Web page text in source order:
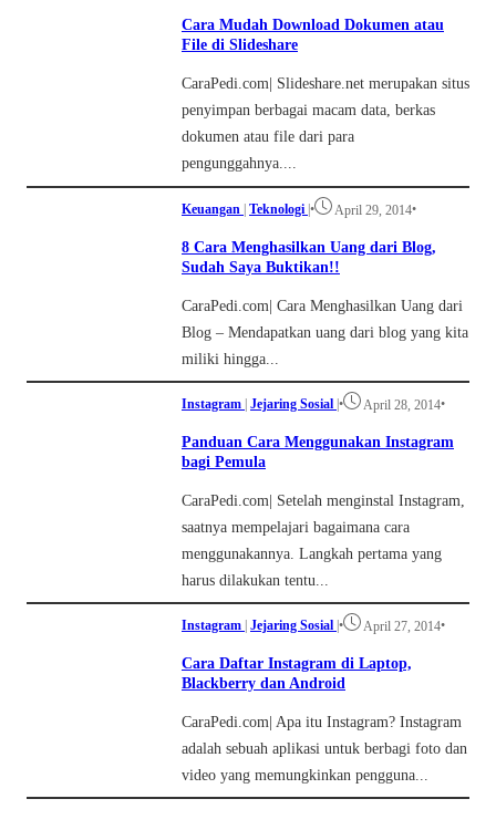
Cara Mudah Download Dokumen atau
File di Slideshare
CaraPedi.com| Slideshare.net merupakan situs
penyimpan berbagai macam data, berkas
dokumen atau file dari para
pengunggahnya....
Keuangan | Teknologi |• April 29, 2014•
8 Cara Menghasilkan Uang dari Blog,
Sudah Saya Buktikan!!
CaraPedi.com| Cara Menghasilkan Uang dari
Blog – Mendapatkan uang dari blog yang kita
miliki hingga...
Instagram | Jejaring Sosial |• April 28, 2014•
Panduan Cara Menggunakan Instagram
bagi Pemula
CaraPedi.com| Setelah menginstal Instagram,
saatnya mempelajari bagaimana cara
menggunakannya. Langkah pertama yang
harus dilakukan tentu...
Instagram | Jejaring Sosial |• April 27, 2014•
Cara Daftar Instagram di Laptop,
Blackberry dan Android
CaraPedi.com| Apa itu Instagram? Instagram
adalah sebuah aplikasi untuk berbagi foto dan
video yang memungkinkan pengguna...